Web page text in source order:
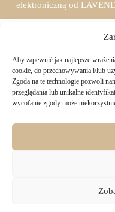
Aby zapewnić jak najlepsze
cookie, do przechowywania i/lub
Zgoda na te technologie pozwoli
przeglądania lub unikalne
wycofanie zgody może
elektroniczną od
Jak
14 dni
biuro@majru.com